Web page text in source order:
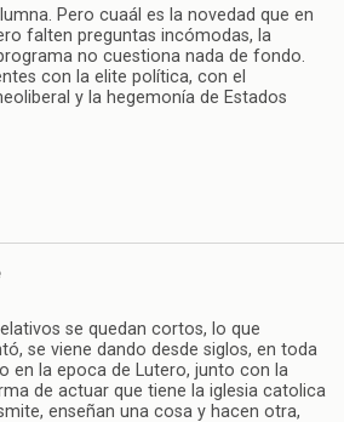
Pero cuaál es la novedad que en
falten preguntas incómodas, la
no cuestiona nada de fondo.
con la elite política, con el
y la hegemonía de Estados
se quedan cortos, lo que
se viene dando desde siglos, en toda
en la epoca de Lutero, junto con la
de actuar que tiene la iglesia catolica
enseñan una cosa y hacen otra,